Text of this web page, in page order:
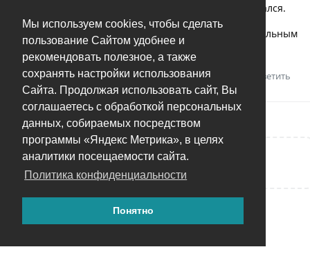
Мы используем cookies, чтобы сделать
пользование Сайтом удобнее и
рекомендовать полезное, а также
сохранять настройки использования
Сайта. Продолжая использовать сайт, Вы
соглашаетесь с обработкой персональных
данных, собираемых посредством
программы «Яндекс Метрика», в целях
аналитики посещаемости сайта.
Политика конфиденциальности
Понятно
в корзину не попал, т.к. перемещался, а не копировался.
У меня Диск-О подключен без синхронизации с локальным
Ответить
Написать ответ...